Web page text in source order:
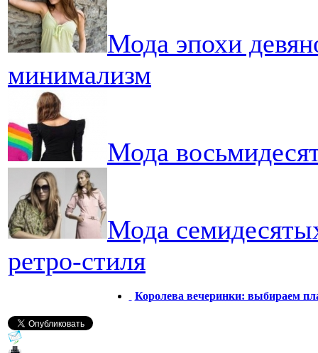
Мода эпохи
минимализм
Мода
Мода
ретро-стиля
Королева вечеринки: выбираем